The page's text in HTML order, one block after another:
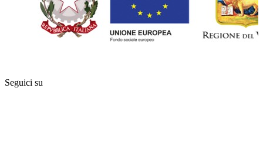
Seguici su